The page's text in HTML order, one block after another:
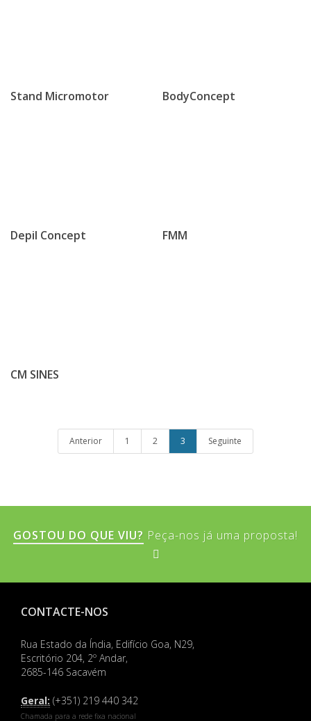
Stand Micromotor BodyConcept
Depil Concept FMM
CM SINES
Anterior 1 2 3 Seguinte
GOSTOU DO QUE VIU? Peça-nos já uma proposta!
CONTACTE-NOS
Rua Estado da Índia, Edifício Goa, N29,
Escritório 204, 2º Andar,
2685-146 Sacavém
Geral: (+351) 219 440 342
Chamada para a rede fixa nacional